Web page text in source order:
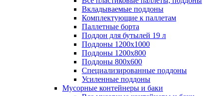
Вкладываемые поддоны
Комплектующие к паллетам
Паллетные борта
Поддон для бутылей 19 л
Поддоны 1200х1000
Поддоны 1200х800
Поддоны 800х600
Специализированные поддоны
Усиленные поддоны
Мусорные контейнеры и баки